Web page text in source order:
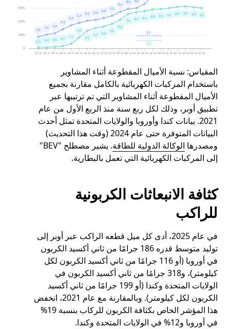
المقياس: نسبة الأميال المقطوعة أثناء المشاوير
باستخدام المركبات الكهربائية بالكامل مقارنة بجميع
الأميال المقطوعة أثناء المشاوير التي تم ترتيبها عبر
تطبيق أوبر، وذلك لكل ربع سنة منذ الربع الأول من عام
2021. بيانات كندا وأوروبا والولايات المتحدة تمثل أحدث
البيانات المتوفرة حتى عام 2024 (وقت هذا التحديث)
ومصدرها الوكالة الدولية للطاقة
. يشير مصطلح "BEV"
إلى المركبات الكهربائية التي تعمل بالبطارية.
كثافة الانبعاثات الكربونية
للراكب
في عام 2025، أدى كل ميل قطعه الراكب عبر أوبر إلى
توليد متوسط قدره 186 جرامًا من ثاني أكسيد الكربون
في أوروبا (أو 116 جرامًا من ثاني أكسيد الكربون لكل
كيلومتر)، و318 جرامًا من ثاني أكسيد الكربون في
الولايات المتحدة وكندا (أو 199 جرامًا من ثاني أكسيد
الكربون لكل كيلومتر). وبالمقارنة مع عام 2021، انخفض
هذا المؤشر الخاص بكثافة الكربون للركاب بنسبة 19%
في أوروبا و12% في الولايات المتحدة وكندا.